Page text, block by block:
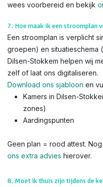
wees voorbereid en bekijk
7. Hoe maak ik een stroomplan
Een stroomplan is verplicht
groepen) en situatieschema
Dilsen-Stokkem helpen wij
zelf of laat ons digitaliseren.
Download ons sjabloon en
Kamers in Dilsen-
zones)
Aardingspunten
Geen plan = rood attest.
ons extra advies hierover.
8. Moet ik thuis zijn tijdens de